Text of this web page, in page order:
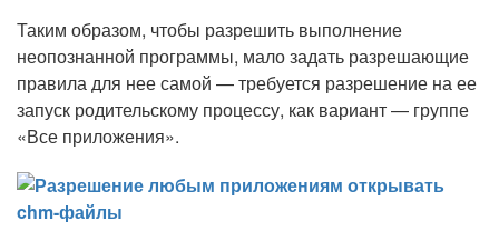
Таким образом, чтобы разрешить выполнение
неопознанной программы, мало задать разрешающие
правила для нее самой — требуется разрешение на ее
запуск родительскому процессу, как вариант — группе
«Все приложения».